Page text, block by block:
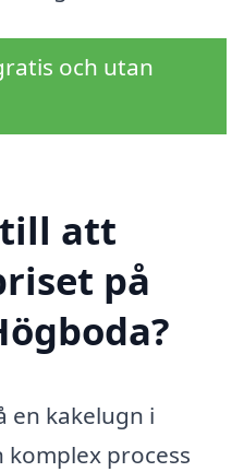
och utan
att
på
en kakelugn i
komplex process